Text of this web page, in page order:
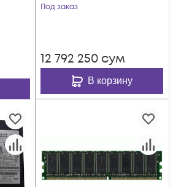
Под заказ
12 792 250 сум
В корзину